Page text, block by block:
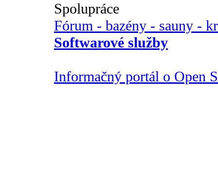
Spolupráce
Fórum - bazény - sauny -
Softwarové služby
Informačný portál o Open